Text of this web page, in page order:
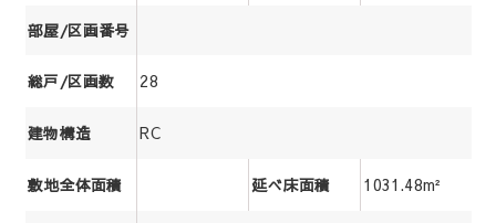
部屋/区画番号
総戸/区画数 28
建物構造 RC
敷地全体面積 延べ床面積 1031.48m²